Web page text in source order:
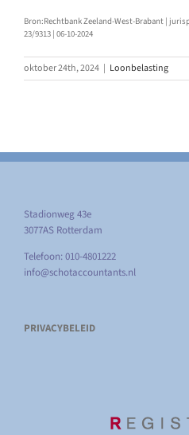
Bron:Rechtbank Zeeland-West-Brabant |
23/9313 | 06-10-2024
oktober 24th, 2024 | Loonbelasting
Stadionweg 43e
3077AS Rotterdam
Telefoon: 010-4801222
info@schotaccountants.nl
PRIVACYBELEID